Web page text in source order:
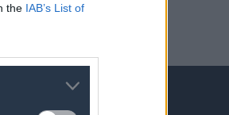
the IAB’s List of